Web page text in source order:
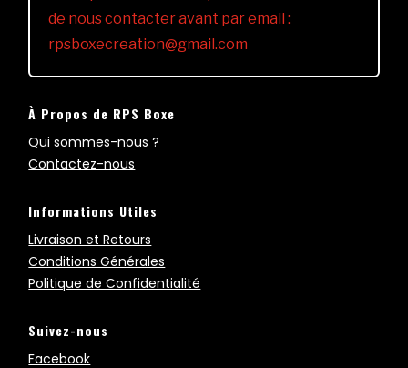
de nous contacter avant par email :
rpsboxecreation@gmail.com
À Propos de RPS Boxe
Qui sommes-nous ?
Contactez-nous
Informations Utiles
Livraison et Retours
Conditions Générales
Politique de Confidentialité
Suivez-nous
Facebook